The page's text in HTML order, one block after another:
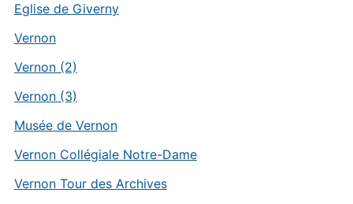
Eglise de Giverny
Vernon
Vernon (2)
Vernon (3)
Musée de Vernon
Vernon Collégiale Notre-Dame
Vernon Tour des Archives